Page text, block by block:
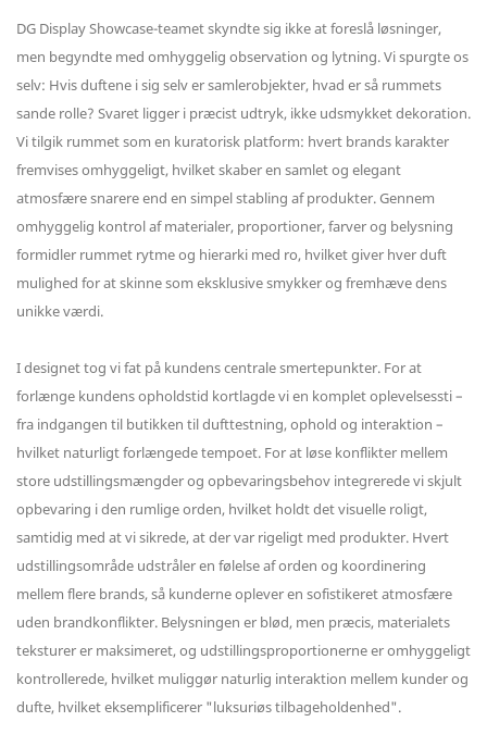
DG Display Showcase-teamet skyndte sig ikke at foreslå løsninger,
men begyndte med omhyggelig observation og lytning. Vi spurgte os
selv: Hvis duftene i sig selv er samlerobjekter, hvad er så rummets
sande rolle? Svaret ligger i præcist udtryk, ikke udsmykket dekoration.
Vi tilgik rummet som en kuratorisk platform: hvert brands karakter
fremvises omhyggeligt, hvilket skaber en samlet og elegant
atmosfære snarere end en simpel stabling af produkter. Gennem
omhyggelig kontrol af materialer, proportioner, farver og belysning
formidler rummet rytme og hierarki med ro, hvilket giver hver duft
mulighed for at skinne som eksklusive smykker og fremhæve dens
unikke værdi.
I designet tog vi fat på kundens centrale smertepunkter. For at
forlænge kundens opholdstid kortlagde vi en komplet oplevelsessti –
fra indgangen til butikken til dufttestning, ophold og interaktion –
hvilket naturligt forlængede tempoet. For at løse konflikter mellem
store udstillingsmængder og opbevaringsbehov integrerede vi skjult
opbevaring i den rumlige orden, hvilket holdt det visuelle roligt,
samtidig med at vi sikrede, at der var rigeligt med produkter. Hvert
udstillingsområde udstråler en følelse af orden og koordinering
mellem flere brands, så kunderne oplever en sofistikeret atmosfære
uden brandkonflikter. Belysningen er blød, men præcis, materialets
teksturer er maksimeret, og udstillingsproportionerne er omhyggeligt
kontrollerede, hvilket muliggør naturlig interaktion mellem kunder og
dufte, hvilket eksemplificerer "luksuriøs tilbageholdenhed".